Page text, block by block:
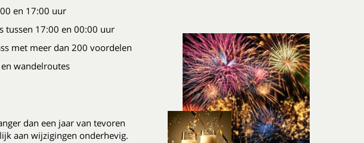
en 17:00 uur
tussen 17:00 en 00:00 uur
met meer dan 200 voordelen
wandelroutes
dan een jaar van tevoren
aan wijzigingen onderhevig.